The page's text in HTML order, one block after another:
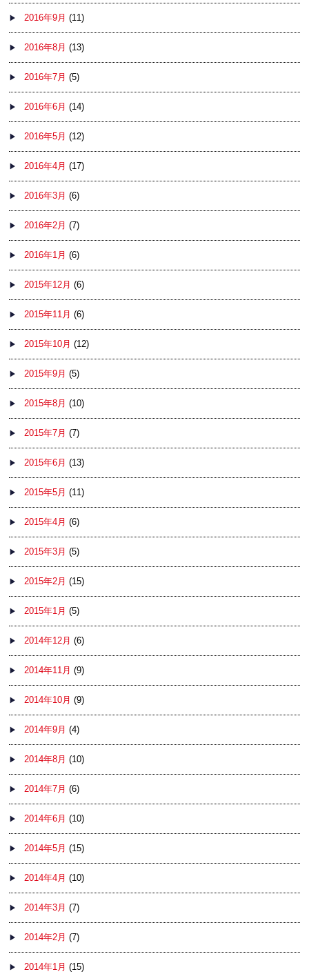
2016年9月 (11)
2016年8月 (13)
2016年7月 (5)
2016年6月 (14)
2016年5月 (12)
2016年4月 (17)
2016年3月 (6)
2016年2月 (7)
2016年1月 (6)
2015年12月 (6)
2015年11月 (6)
2015年10月 (12)
2015年9月 (5)
2015年8月 (10)
2015年7月 (7)
2015年6月 (13)
2015年5月 (11)
2015年4月 (6)
2015年3月 (5)
2015年2月 (15)
2015年1月 (5)
2014年12月 (6)
2014年11月 (9)
2014年10月 (9)
2014年9月 (4)
2014年8月 (10)
2014年7月 (6)
2014年6月 (10)
2014年5月 (15)
2014年4月 (10)
2014年3月 (7)
2014年2月 (7)
2014年1月 (15)